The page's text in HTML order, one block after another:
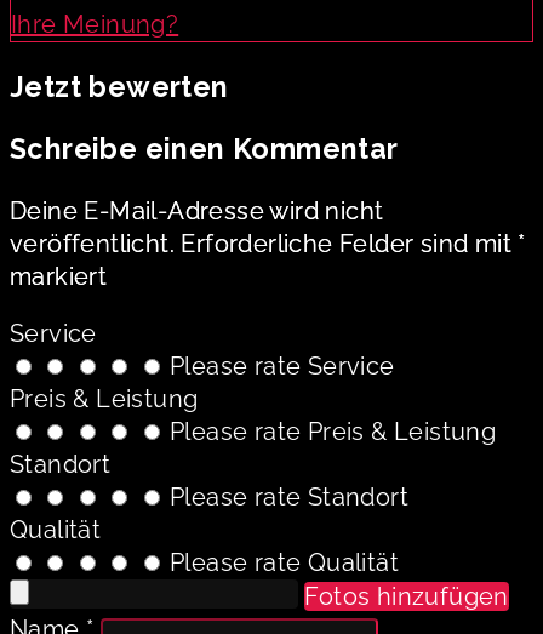
Ihre Meinung?
Jetzt bewerten
Schreibe einen Kommentar
Deine E-Mail-Adresse wird nicht
veröffentlicht. Erforderliche Felder sind mit *
markiert
Service
Please rate Service
Preis & Leistung
Please rate Preis & Leistung
Standort
Please rate Standort
Qualität
Please rate Qualität
Fotos hinzufügen